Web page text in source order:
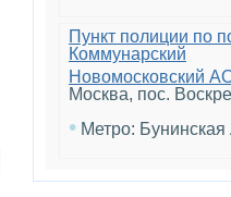
Пункт полиции по
Коммунарский
Новомосковский
Москва, пос.
• Метро: